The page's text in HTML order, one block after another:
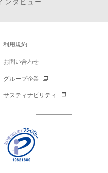
ンタビュー
利用規約
お問い合わせ
グループ企業
サスティナビリティ